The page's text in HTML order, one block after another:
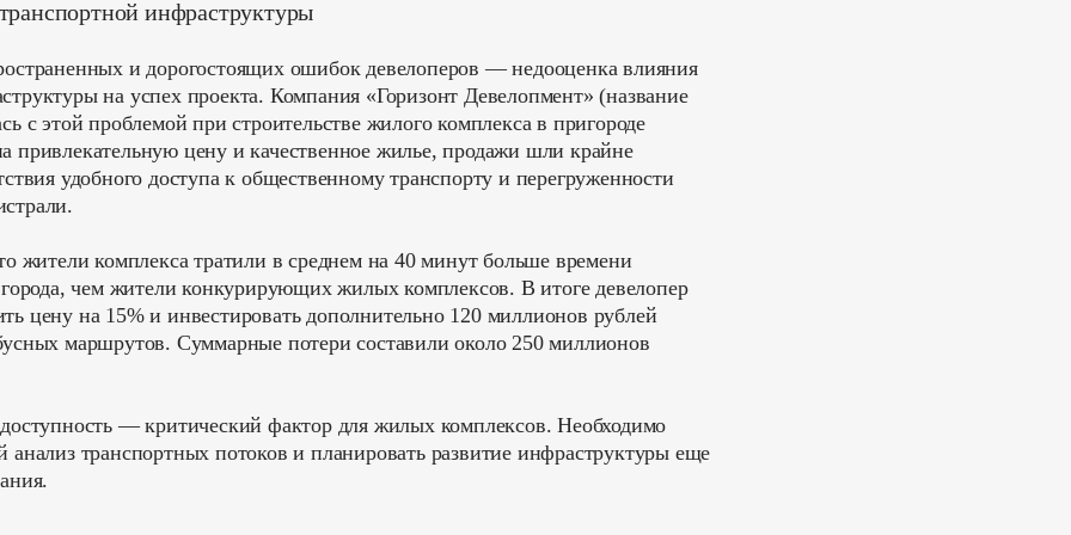
инфраструктуры
и дорогостоящих ошибок девелоперов — недооценка влияния
на успех проекта. Компания «Горизонт Девелопмент» (название
с этой проблемой при строительстве жилого комплекса в пригороде
привлекательную цену и качественное жилье, продажи шли крайне
удобного доступа к общественному транспорту и перегруженности
жители комплекса тратили в среднем на 40 минут больше времени
чем жители конкурирующих жилых комплексов. В итоге девелопер
цену на 15% и инвестировать дополнительно 120 миллионов рублей
маршрутов. Суммарные потери составили около 250 миллионов
— критический фактор для жилых комплексов. Необходимо
анализ транспортных потоков и планировать развитие инфраструктуры еще